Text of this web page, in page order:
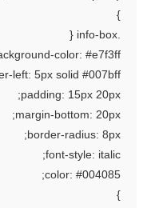
background-color:
border-left: 5px solid
padding: 15px
margin-bottom:
border-radius:
font-style:
color: